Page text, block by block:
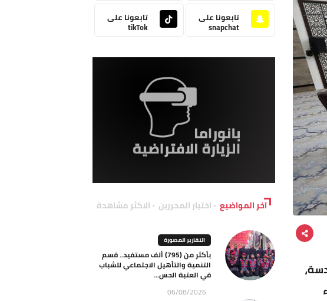
تابعونا على
snapchat
تابعونا على
tikTok
آخر المواضيع اختيار المحررين الاكثر مشاهدة
التقارير المصورة
بأكثر من (795) ألف مستفيد.. قسم
التنمية والتأهيل الاجتماعي للشباب
في العتبة الحس...
06/08/2026